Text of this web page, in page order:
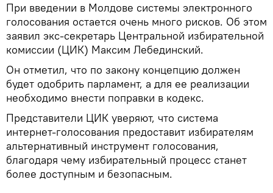
При введении в Молдове системы электронного
голосования остается очень много рисков. Об этом
заявил экс-секретарь Центральной избирательной
комиссии (ЦИК) Максим Лебединский.
Он отметил, что по закону концепцию должен
будет одобрить парламент, а для ее реализации
необходимо внести поправки в кодекс.
Представители ЦИК уверяют, что система
интернет-голосования предоставит избирателям
альтернативный инструмент голосования,
благодаря чему избирательный процесс станет
более доступным и безопасным.